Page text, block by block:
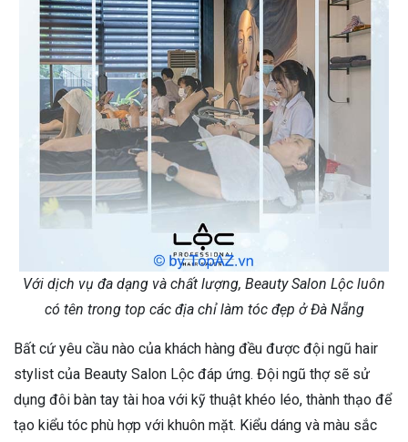
Với dịch vụ đa dạng và chất lượng, Beauty Salon Lộc luôn
có tên trong top các địa chỉ làm tóc đẹp ở Đà Nẵng
Bất cứ yêu cầu nào của khách hàng đều được đội ngũ hair
stylist của Beauty Salon Lộc đáp ứng. Đội ngũ thợ sẽ sử
dụng đôi bàn tay tài hoa với kỹ thuật khéo léo, thành thạo để
tạo kiểu tóc phù hợp với khuôn mặt. Kiểu dáng và màu sắc